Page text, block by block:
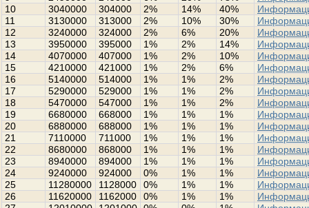
10
3040000 304000 2% 14% 40%
11
3130000 313000 2% 10% 30%
12
3240000 324000 2% 6% 20%
13
3950000 395000 1% 2% 14%
14
4070000 407000 1% 2% 10%
15
4210000 421000 1% 2% 6%
16
5140000 514000 1% 1% 2%
17
5290000 529000 1% 1% 2%
18
5470000 547000 1% 1% 2%
19
6680000 668000 1% 1% 1%
20
6880000 688000 1% 1% 1%
21
7110000 711000 1% 1% 1%
22
8680000 868000 1% 1% 1%
23
8940000 894000 1% 1% 1%
24
9240000 924000 0% 1% 1%
25
11280000 1128000 0% 1% 1%
26
11620000 1162000 0% 1% 1%